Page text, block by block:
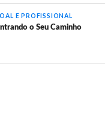
E PROFISSIONAL
o Seu Caminho